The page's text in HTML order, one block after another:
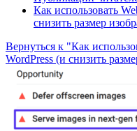
Как использовать
снизить размер
Вернуться к "Как
WordPress (и снизить